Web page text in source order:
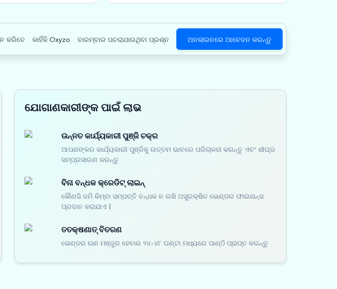
କରିବେ କାହିଁକି Oxyzo ବାରମ୍ବାର ପଚରାଯାଉଥିବା ପ୍ରଶ୍ନ ଅନଲାଇନରେ ଆବେଦନ କରନ୍ତୁ
ଯୋଗାଣକାରୀଙ୍କ ପାଇଁ ଲାଭ
ଉନ୍ନତ କାର୍ଯ୍ୟକାରୀ ପୁଞ୍ଜି ଚକ୍ର
ଆପଣଙ୍କର କାର୍ଯ୍ୟକାରୀ ପୁଞ୍ଜିକୁ ଉତ୍ତମ ଭାବରେ ପରିଚାଳନା କରନ୍ତୁ ଏବଂ ଶୀଘ୍ର
ସମ୍ପ୍ରସାରଣ କରନ୍ତୁ
ବିନା ବନ୍ଧକ କ୍ରେଡିଟ୍ ଲାଇନ୍
କୌଣସି ଜମି କିମ୍ବା ସମ୍ପତ୍ତି ବନ୍ଧକ ନ ରଖି ଅସୁରକ୍ଷିତ ଭେଣ୍ଡର ଫାଇନାନ୍ସ
ପ୍ରଦାନ କରାଯାଏ |
ତତକ୍ଷଣାତ୍ ବିତରଣ
ଭେଣ୍ଡର ଋଣ ମଞ୍ଜୁର ହେବାର ୨୪-୪୮ ଘଣ୍ଟା ମଧ୍ୟରେ ପାଣ୍ଠି ପ୍ରାପ୍ତ କରନ୍ତୁ